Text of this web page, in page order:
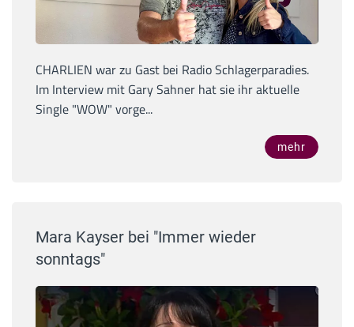
CHARLIEN war zu Gast bei Radio Schlagerparadies.
Im Interview mit Gary Sahner hat sie ihr aktuelle
Single "WOW" vorge...
mehr
Mara Kayser bei "Immer wieder
sonntags"